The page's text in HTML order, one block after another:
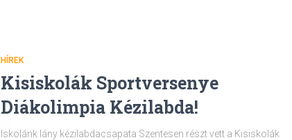
HÍREK
Kisiskolák Sportversenye
Diákolimpia Kézilabda!
Iskolánk lány kézilabdacsapata Szentesen részt vett a Kisiskolák